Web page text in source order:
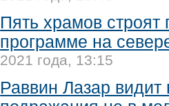
Пять храмов строят
программе на
2021 года, 13:15
Раввин Лазар